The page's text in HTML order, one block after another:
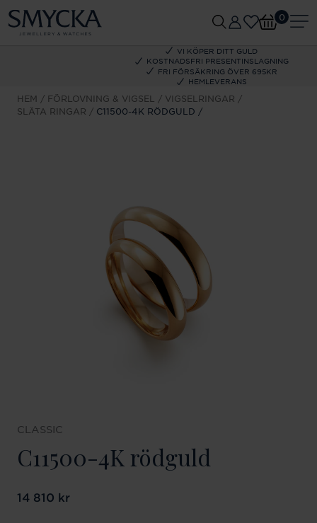
VI KÖPER DITT GULD
KOSTNADSFRI PRESENTINSLAGNING
FRI FÖRSÄKRING ÖVER 695KR
HEMLEVERANS
0
HEM FÖRLOVNING & VIGSEL
VIGSELRINGAR
SLÄTA RINGAR
C11500-4K RÖDGULD
CLASSIC
C11500-4K rödguld
Pris:14 810 kr
14 810 kr